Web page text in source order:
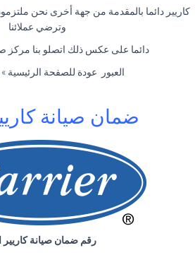
كاريير دائما بالمقدمة من جهة أخرى نحن
وترضي عملائنا
دائما على عكس ذلك اتصلو بنا مركز
العبور عودة للصفحة الرئيسية »
ضمان صيانة
رقم ضمان صيانة كاريير